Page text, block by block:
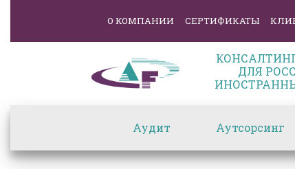
О КОМПАНИИ СЕРТИФИКАТЫ
ДЛЯ
Аудит Аутсорсинг